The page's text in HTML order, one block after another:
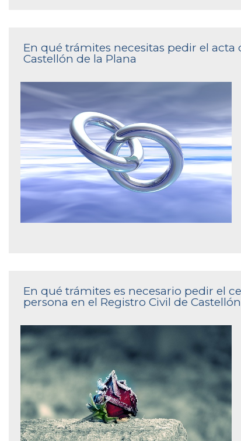
En qué trámites necesitas pedir el
Castellón de la Plana
En qué trámites es necesario pedir el
persona en el Registro Civil de